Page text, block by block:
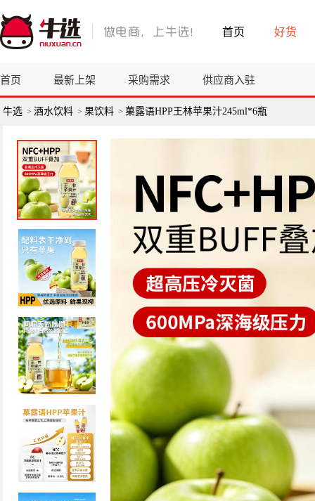
首页 好货
首页 最新上架 采购需求 供应商入驻
牛选 > 酒水饮料 > 果饮料 > 菓露语HPP王林苹果汁245ml*6瓶